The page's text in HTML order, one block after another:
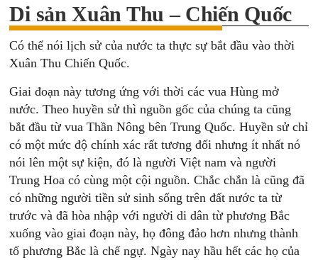
Di sản Xuân Thu – Chiến Quốc
Có thể nói lịch sử của nước ta thực sự bắt đầu vào thời
Xuân Thu Chiến Quốc.
Giai đoạn này tương ứng với thời các vua Hùng mở
nước. Theo huyền sử thì nguồn gốc của chúng ta cũng
bắt đầu từ vua Thần Nông bên Trung Quốc. Huyền sử chỉ
có một mức độ chính xác rất tương đối nhưng ít nhất nó
nói lên một sự kiện, đó là người Việt nam và người
Trung Hoa có cùng một cội nguồn. Chắc chắn là cũng đã
có những người tiền sử sinh sống trên đất nước ta từ
trước và đã hòa nhập với người di dân từ phương Bắc
xuống vào giai đoạn này, họ đông đảo hơn nhưng thành
tố phương Bắc là chế ngự. Ngày nay hầu hết các họ của